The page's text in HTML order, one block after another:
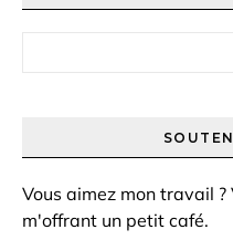
Vous aimez mon travail
m'offrant un petit café.